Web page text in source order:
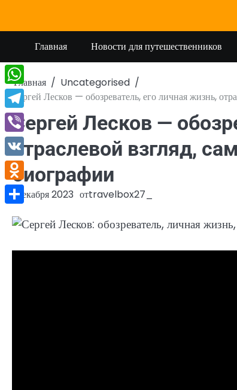
содержимому
Главная Новости для путешественников
Главная
Uncategorised
Сергей Лесков — обозреватель, его личная жизнь,
Сергей Лесков —
отраслевой взгляд,
биографии
1 декабря 2023 отtravelbox27_
WhatsApp
Telegram
Viber
VK
Odnoklassniki
Отправить